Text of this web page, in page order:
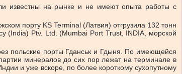
известны на рынке и не имеют опыта работы с
порту KS Terminal (Латвия) отгрузила 132 тонн
(India) Ptv. Ltd. (Mumbai Port Trust, INDIA, морской
польские порты Гданськ и Гдыня. По имеющейся
минералов до сих пор лежат на терминале в
и уже вскоре, по более короткому сухопутному